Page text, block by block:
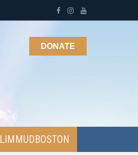
DONATE
LIMMUDBOSTON